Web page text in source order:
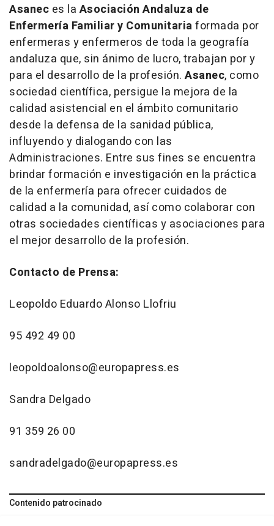
Asanec es la Asociación Andaluza de
Enfermería Familiar y Comunitariaformada por
enfermeras y enfermeros de toda la geografía
andaluza que, sin ánimo de lucro, trabajan por y
para el desarrollo de la profesión. Asanec, como
sociedad científica, persigue la mejora de la
calidad asistencial en el ámbito comunitario
desde la defensa de la sanidad pública,
influyendo y dialogando con las
Administraciones. Entre sus fines se encuentra
brindar formación e investigación en la práctica
de la enfermería para ofrecer cuidados de
calidad a la comunidad, así como colaborar con
otras sociedades científicas y asociaciones para
el mejor desarrollo de la profesión.
Contacto de Prensa:
Leopoldo Eduardo Alonso Llofriu
95 492 49 00
leopoldoalonso@europapress.es
Sandra Delgado
91 359 26 00
sandradelgado@europapress.es
Contenido patrocinado